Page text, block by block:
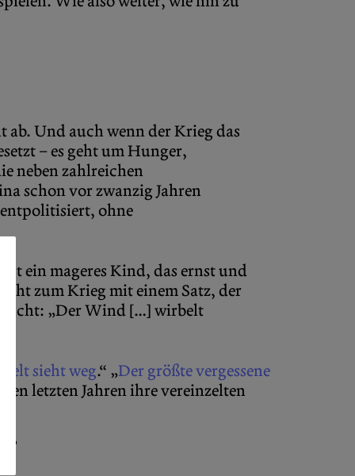
ab. Und auch wenn der Krieg das
– es geht um Hunger,
neben zahlreichen
schon vor zwanzig Jahren
ohne
ein mageres Kind, das ernst und
zum Krieg mit einem Satz, der
„Der Wind […] wirbelt
sieht weg.“ „Der größte vergessene
letzten Jahren ihre vereinzelten